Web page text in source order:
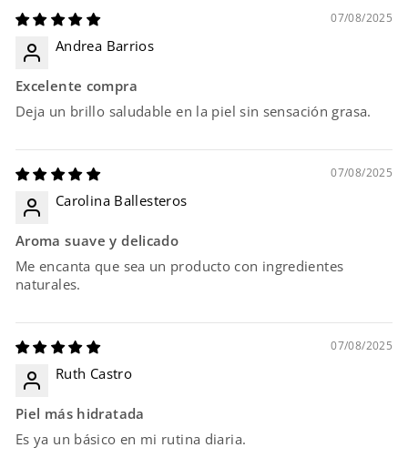
07/08/2025
Andrea Barrios
Excelente compra
Deja un brillo saludable en la piel sin sensación grasa.
07/08/2025
Carolina Ballesteros
Aroma suave y delicado
Me encanta que sea un producto con ingredientes
naturales.
07/08/2025
Ruth Castro
Piel más hidratada
Es ya un básico en mi rutina diaria.